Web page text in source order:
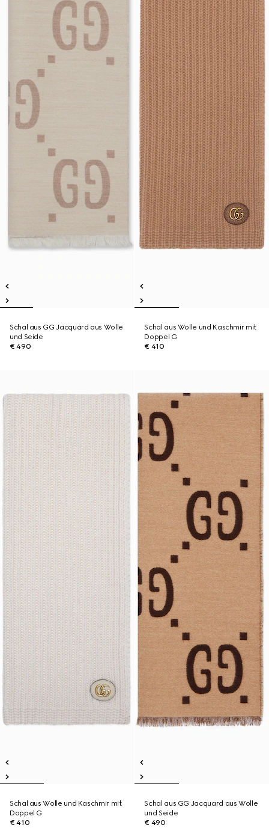
Schal aus GG Jacquard aus Wolle
und Seide
€ 490
Schal aus Wolle und Kaschmir mit
Doppel G
€ 410
Schal aus Wolle und Kaschmir mit
Doppel G
€ 410
Schal aus GG Jacquard aus Wolle
und Seide
€ 490